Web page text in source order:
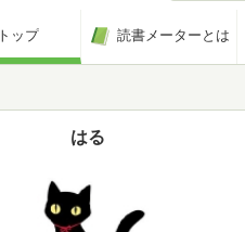
トップ 読書メーターとは
はる